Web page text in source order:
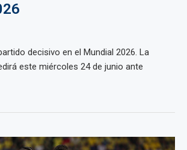
decisivo en el Mundial 2026. La
este miércoles 24 de junio ante